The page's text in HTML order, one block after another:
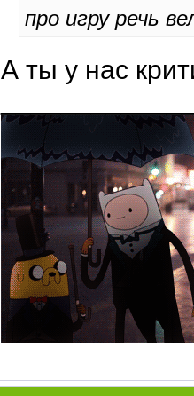
про игру речь
А ты у нас